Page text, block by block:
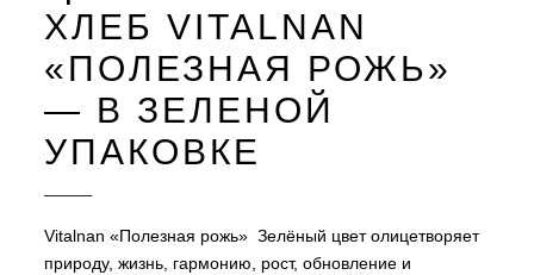
ХЛЕБ VITALNAN
«ПОЛЕЗНАЯ РОЖЬ»
— В ЗЕЛЕНОЙ
УПАКОВКЕ
Vitalnan «Полезная рожь» Зелёный цвет олицетворяет
природу, жизнь, гармонию, рост, обновление и